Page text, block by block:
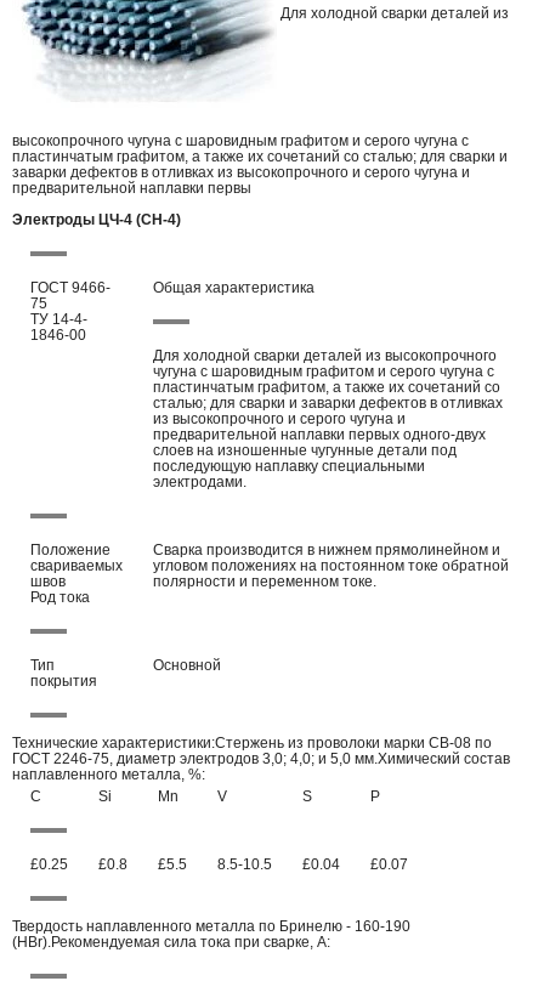
Для холодной сварки деталей из
высокопрочного чугуна с шаровидным графитом и серого чугуна с
пластинчатым графитом, а также их сочетаний со сталью; для сварки и
заварки дефектов в отливках из высокопрочного и серого чугуна и
предварительной наплавки первы
Электроды ЦЧ-4 (CH-4)
ГОСТ 9466-
75
ТУ 14-4-
1846-00
Общая характеристика
Для холодной сварки деталей из высокопрочного
чугуна с шаровидным графитом и серого чугуна с
пластинчатым графитом, а также их сочетаний со
сталью; для сварки и заварки дефектов в отливках
из высокопрочного и серого чугуна и
предварительной наплавки первых одного-двух
слоев на изношенные чугунные детали под
последующую наплавку специальными
электродами.
Положение
свариваемых
швов
Род тока
Сварка производится в нижнем прямолинейном и
угловом положениях на постоянном токе обратной
полярности и переменном токе.
Тип
покрытия
Основной
Технические характеристики:Стержень из проволоки марки СВ-08 по
ГОСТ 2246-75, диаметр электродов 3,0; 4,0; и 5,0 мм.Химический состав
наплавленного металла, %:
C
Si Mn V S P
£0.25 £0.8 £5.5 8.5-10.5 £0.04 £0.07
Твердость наплавленного металла по Бринелю - 160-190
(HBr).Рекомендуемая сила тока при сварке, А: